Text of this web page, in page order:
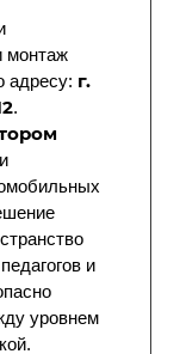
монтаж
адресу: г.
.
и
и
уровнем